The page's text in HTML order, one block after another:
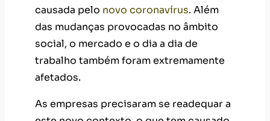
causada pelo novo coronavírus. Além
das mudanças provocadas no âmbito
social, o mercado e o dia a dia de
trabalho também foram extremamente
afetados.
As empresas precisaram se readequar a